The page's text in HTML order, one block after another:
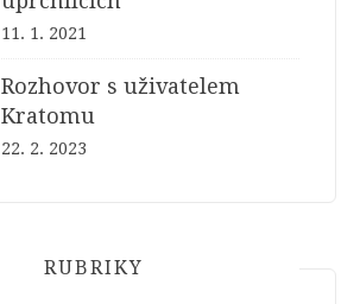
11. 1. 2021
Rozhovor s uživatelem
Kratomu
22. 2. 2023
RUBRIKY